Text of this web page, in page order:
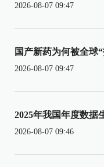
2026-08-07 09:47
国产新药为何被全球
2026-08-07 09:47
2025年我国年度数据
2026-08-07 09:46